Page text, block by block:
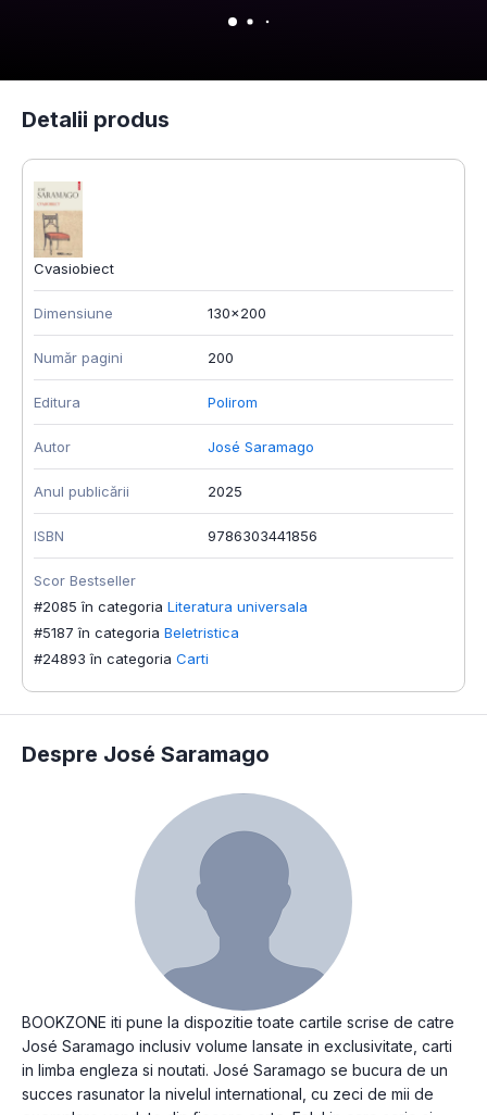
Detalii produs
Cvasiobiect
Dimensiune 130x200
Număr pagini 200
Editura Polirom
Autor José Saramago
Anul publicării 2025
ISBN 9786303441856
Scor Bestseller
#2085 în categoria Literatura universala
#5187 în categoria Beletristica
#24893 în categoria Carti
Despre José Saramago
BOOKZONE iti pune la dispozitie toate cartile scrise de catre
José Saramago inclusiv volume lansate in exclusivitate, carti
in limba engleza si noutati. José Saramago se bucura de un
succes rasunator la nivelul international, cu zeci de mii de